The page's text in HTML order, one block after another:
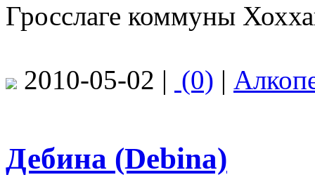
Гросслаге коммуны
2010-05-02 | (0) |
Дебина (Debina)